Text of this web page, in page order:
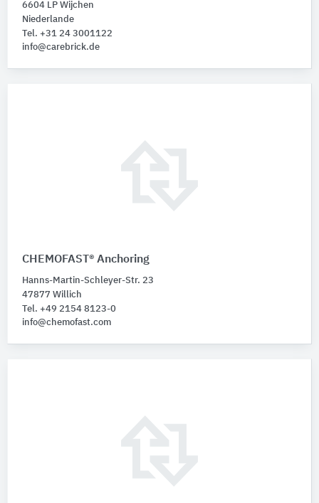
6604 LP Wijchen
Niederlande
Tel. +31 24 3001122
info@carebrick.de
CHEMOFAST® Anchoring
Hanns-Martin-Schleyer-Str. 23
47877 Willich
Tel. +49 2154 8123-0
info@chemofast.com